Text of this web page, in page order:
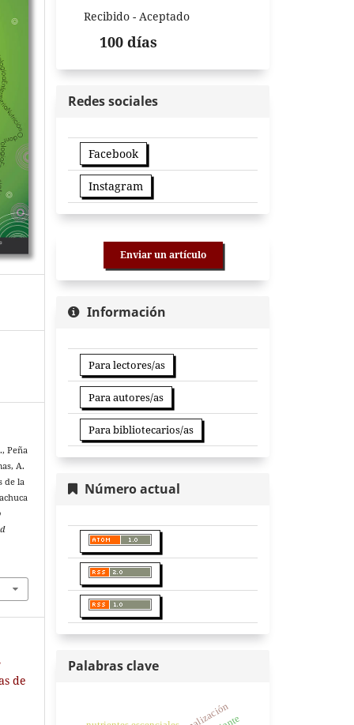
Peña
A.
de la
de
Recibido - Aceptado
100 días
Redes sociales
Facebook
Instagram
Enviar un artículo
Información
Para lectores/as
Para autores/as
Para bibliotecarios/as
Número actual
Palabras clave